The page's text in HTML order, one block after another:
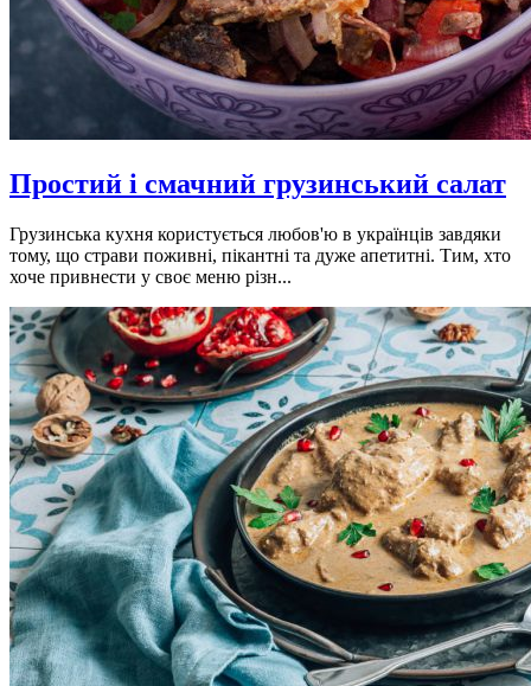
Простий і смачний грузинський салат
Грузинська кухня користується любов'ю в українців завдяки
тому, що страви поживні, пікантні та дуже апетитні. Тим, хто
хоче привнести у своє меню різн...